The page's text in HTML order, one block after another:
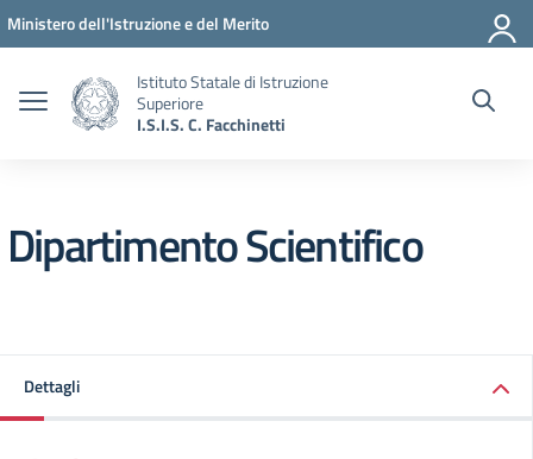
Vai ai contenuti
Vai al menu di navigazione
Vai al footer
Ministero dell'Istruzione e del Merito
Istituto Statale di Istruzione
Superiore
I.S.I.S. C. Facchinetti
Dipartimento Scientifico
Dettagli